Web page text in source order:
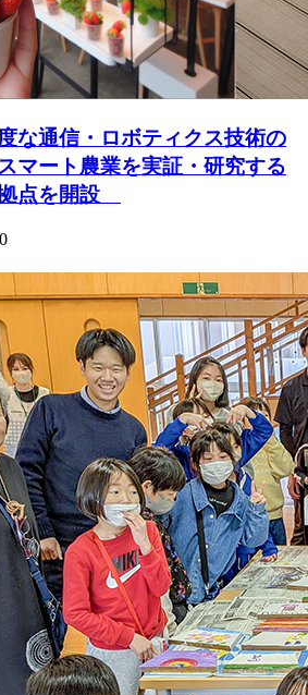
な通信・ロボティクス技術の
マート農業を実証・研究する
点を開設